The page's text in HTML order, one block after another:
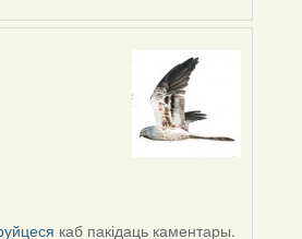
каб пакідаць каментары.